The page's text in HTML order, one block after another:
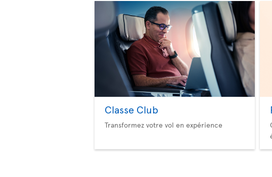
Classe Club
Transformez votre vol en expérience